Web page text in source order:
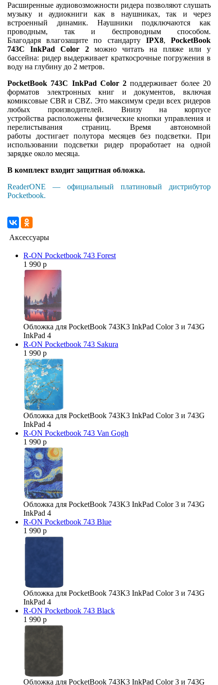
Расширенные аудиовозможности ридера позволяют слушать
музыку и аудиокниги как в наушниках, так и через
встроенный динамик. Наушники подключаются как
проводным, так и беспроводным способом.
Благодаря влагозащите по стандарту IPX8,PocketBook
743С InkPad Color 2можно читать на пляже или у
бассейна: ридер выдерживает краткосрочные погружения в
воду на глубину до 2 метров.
PocketBook 743С InkPad Color 2 поддерживает более 20
форматов электронных книг и документов, включая
комиксовые CBR и CBZ. Это максимум среди всех ридеров
любых производителей. Внизу на корпусе
устройства расположены физические кнопки управления и
перелистывания страниц. Время автономной
работы достигает полутора месяцев без подсветки. При
использовании подсветки ридер проработает на одной
зарядке около месяца.
В комплект входит защитная обложка.
ReaderONE — официальный платиновый дистрибутор
Pocketbook.
Аксессуары
R-ON Pocketbook 743 Forest
1 990 р
Обложка для PocketBook 743K3 InkPad Color 3 и 743G
InkPad 4
R-ON Pocketbook 743 Sakura
1 990 р
Обложка для PocketBook 743K3 InkPad Color 3 и 743G
InkPad 4
R-ON Pocketbook 743 Van Gogh
1 990 р
Обложка для PocketBook 743K3 InkPad Color 3 и 743G
InkPad 4
R-ON Pocketbook 743 Blue
1 990 р
Обложка для PocketBook 743K3 InkPad Color 3 и 743G
InkPad 4
R-ON Pocketbook 743 Black
1 990 р
Обложка для PocketBook 743K3 InkPad Color 3 и 743G